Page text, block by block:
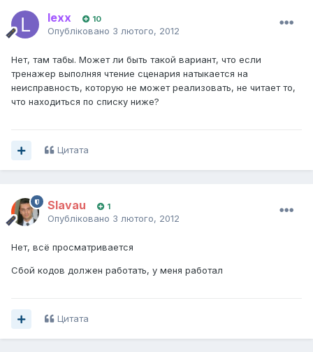
lexx 10
Опубліковано 3 лютого, 2012
Нет, там табы. Может ли быть такой вариант, что если
тренажер выполняя чтение сценария натыкается на
неисправность, которую не может реализовать, не читает то,
что находиться по списку ниже?
Цитата
Slavau 1
Опубліковано 3 лютого, 2012
Нет, всё просматривается
Сбой кодов должен работать, у меня работал
Цитата